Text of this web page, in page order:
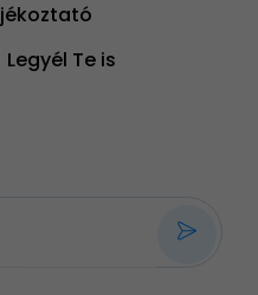
Te is